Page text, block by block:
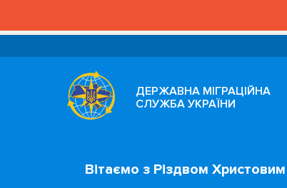
ДЕРЖАВНА МІГРАЦІЙНА
СЛУЖБА УКРАЇНИ
Вітаємо з Різдвом Христовим